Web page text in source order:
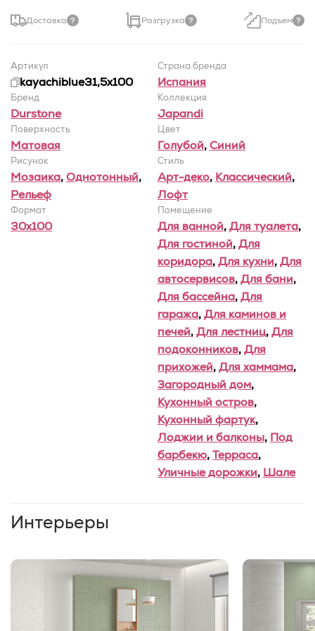
Доставка Разгрузка Подъем
Артикул
kayachiblue31,5x100
Страна бренда
Испания
Бренд
Durstone
Коллекция
Japandi
Поверхность
Матовая
Цвет
Голубой,Синий
Рисунок
Мозаика,Однотонный,
Рельеф
Стиль
Арт-деко, Классический,
Лофт
Формат
30x100
Помещение
Для ванной,Для туалета,
Для гостиной,Для
коридора,Для кухни,Для
автосервисов,Для бани,
Для бассейна,Для
гаража,Для каминов и
печей,Для лестниц,Для
подоконников,Для
прихожей,Для хаммама,
Загородный дом,
Кухонный остров,
Кухонный фартук,
Лоджии и балконы, Под
барбекю,Терраса,
Уличные дорожки, Шале
Интерьеры